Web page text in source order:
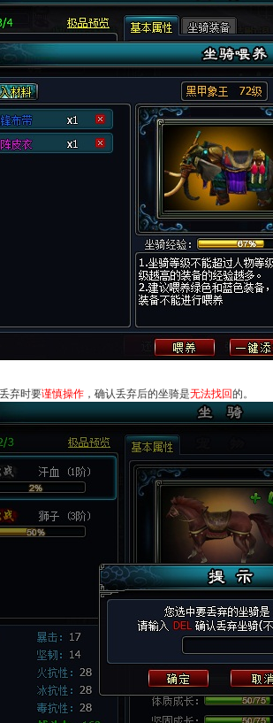
弃时要谨慎操作 ，确认丢弃后的坐骑是无法找回的。